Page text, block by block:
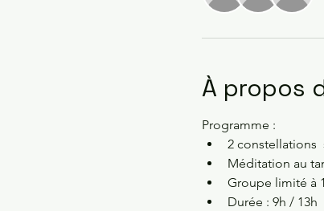
À propos
Programme :
2 constellations
Méditation au
Groupe limité à
Durée : 9h / 13h